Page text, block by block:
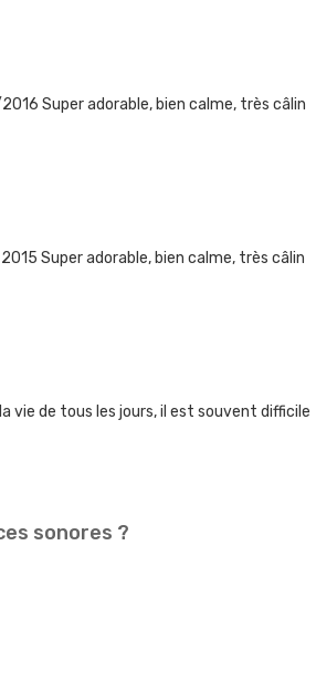
Super adorable, bien calme, très câlin
Super adorable, bien calme, très câlin
vie de tous les jours, il est souvent difficile
sonores ?